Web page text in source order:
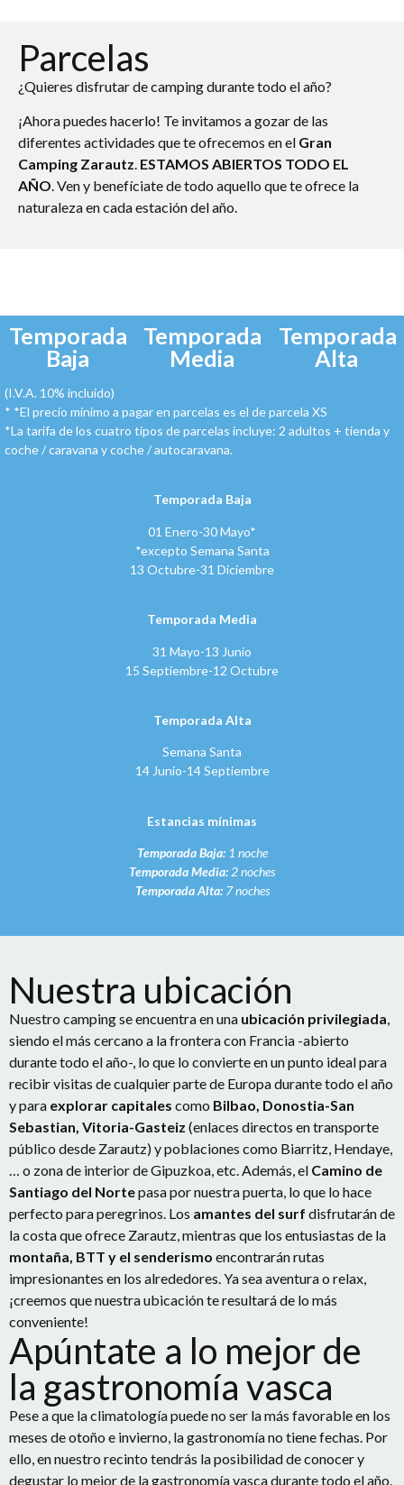
Parcelas
¿Quieres disfrutar de camping durante todo el año?
¡Ahora puedes hacerlo! Te invitamos a gozar de las
diferentes actividades que te ofrecemos en el Gran
Camping Zarautz. ESTAMOS ABIERTOS TODO EL
AÑO. Ven y benefíciate de todo aquello que te ofrece la
naturaleza en cada estación del año.
Temporada
Baja
Temporada
Media
Temporada
Alta
(I.V.A. 10% incluido)
* *El precio mínimo a pagar en parcelas es el de parcela XS
*La tarifa de los cuatro tipos de parcelas incluye: 2 adultos + tienda y
coche / caravana y coche / autocaravana.
Temporada Baja
01 Enero-30 Mayo*
*excepto Semana Santa
13 Octubre-31 Diciembre
Temporada Media
31 Mayo-13 Junio
15 Septiembre-12 Octubre
Temporada Alta
Semana Santa
14 Junio-14 Septiembre
Estancias mínimas
Temporada Baja:1 noche
Temporada Media: 2 noches
Temporada Alta: 7 noches
Nuestra ubicación
Nuestro camping se encuentra en una ubicación privilegiada
siendo el más cercano a la frontera con Francia -abierto
durante todo el año-, lo que lo convierte en un punto ideal para
recibir visitas de cualquier parte de Europa durante todo el año
y para explorar capitales como Bilbao, Donostia-San
Sebastian, Vitoria-Gasteiz (enlaces directos en transporte
público desde Zarautz) y poblaciones como Biarritz, Hendaye,
… o zona de interior de Gipuzkoa, etc. Además, el Camino de
Santiago del Nortepasa por nuestra puerta, lo que lo hace
perfecto para peregrinos. Los amantes del surf disfrutarán de
la costa que ofrece Zarautz, mientras que los entusiastas de la
montaña, BTT y el senderismo encontrarán rutas
impresionantes en los alrededores. Ya sea aventura o relax,
¡creemos que nuestra ubicación te resultará de lo más
conveniente!
Apúntate a lo mejor de
la gastronomía vasca
Pese a que la climatología puede no ser la más favorable en los
meses de otoño e invierno, la gastronomía no tiene fechas. Por
ello, en nuestro recinto tendrás la posibilidad de conocer y
degustar lo mejor de la gastronomía vasca durante todo el año.